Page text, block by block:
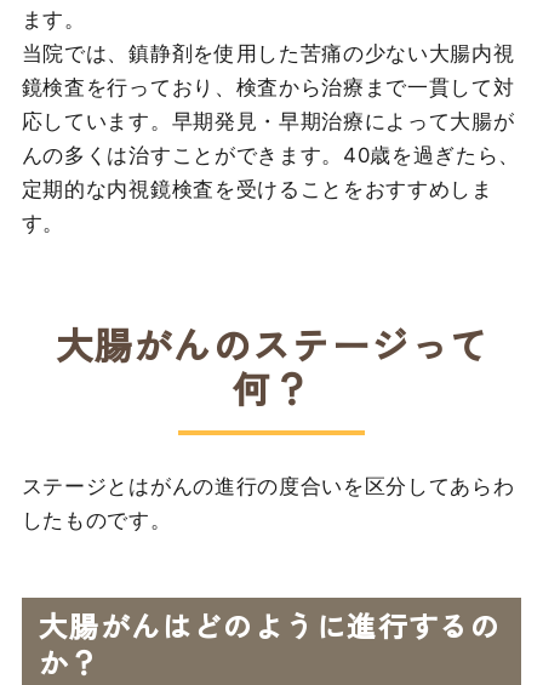
ます。
当院では、鎮静剤を使用した苦痛の少ない大腸内視
鏡検査を行っており、検査から治療まで一貫して対
応しています。早期発見・早期治療によって大腸が
んの多くは治すことができます。40歳を過ぎたら、
定期的な内視鏡検査を受けることをおすすめしま
す。
大腸がんのステージって
何？
ステージとはがんの進行の度合いを区分してあらわ
したものです。
大腸がんはどのように進行するの
か？